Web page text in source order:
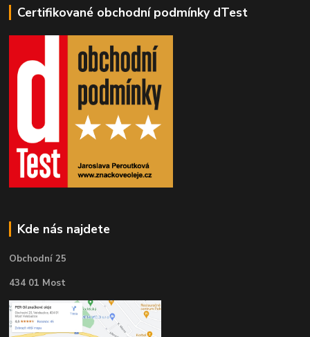
Certifikované obchodní podmínky dTest
Kde nás najdete
Obchodní 25
434 01 Most